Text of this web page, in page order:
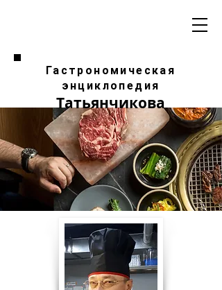
Гастрономическая
энциклопедия
Татьянчикова